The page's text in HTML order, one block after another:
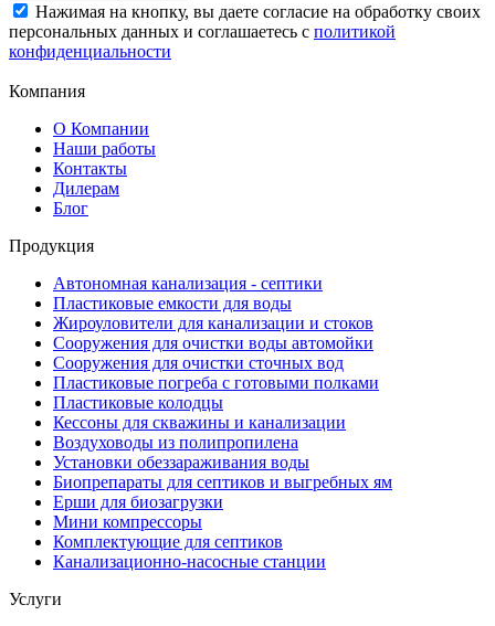
Нажимая на кнопку, вы даете согласие на обработку своих
персональных данных и соглашаетесь с политикой
конфиденциальности
Компания
О Компании
Наши работы
Контакты
Дилерам
Блог
Продукция
Автономная канализация - септики
Пластиковые емкости для воды
Жироуловители для канализации и стоков
Сооружения для очистки воды автомойки
Сооружения для очистки сточных вод
Пластиковые погреба с готовыми полками
Пластиковые колодцы
Кессоны для скважины и канализации
Воздуховоды из полипропилена
Установки обеззараживания воды
Биопрепараты для септиков и выгребных ям
Ерши для биозагрузки
Мини компрессоры
Комплектующие для септиков
Канализационно-насосные станции
Услуги